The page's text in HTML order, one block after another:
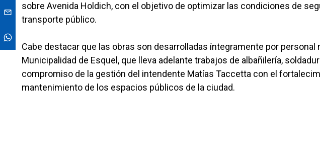
sobre Avenida Holdich, con el objetivo de optimizar las condiciones de
transporte público.
Cabe destacar que las obras son desarrolladas íntegramente por personal
Municipalidad de Esquel, que lleva adelante trabajos de albañilería,
compromiso de la gestión del intendente Matías Taccetta con el
mantenimiento de los espacios públicos de la ciudad.